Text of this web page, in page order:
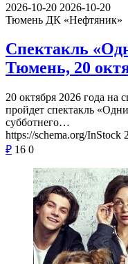
2026-10-20 2026-10-20
Тюмень ДК «Нефтяник»
Спектакль
Тюмень, 20
20 октября 2026 года
пройдет спектакль
субботнего…
https://schema.org/InStock
₽ 16 0